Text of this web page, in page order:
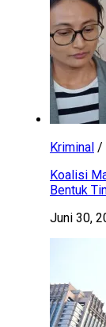
Kriminal /
Koalisi
Bentuk
Juni 30,